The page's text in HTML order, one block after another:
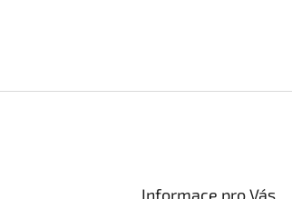
Informace pro Vás